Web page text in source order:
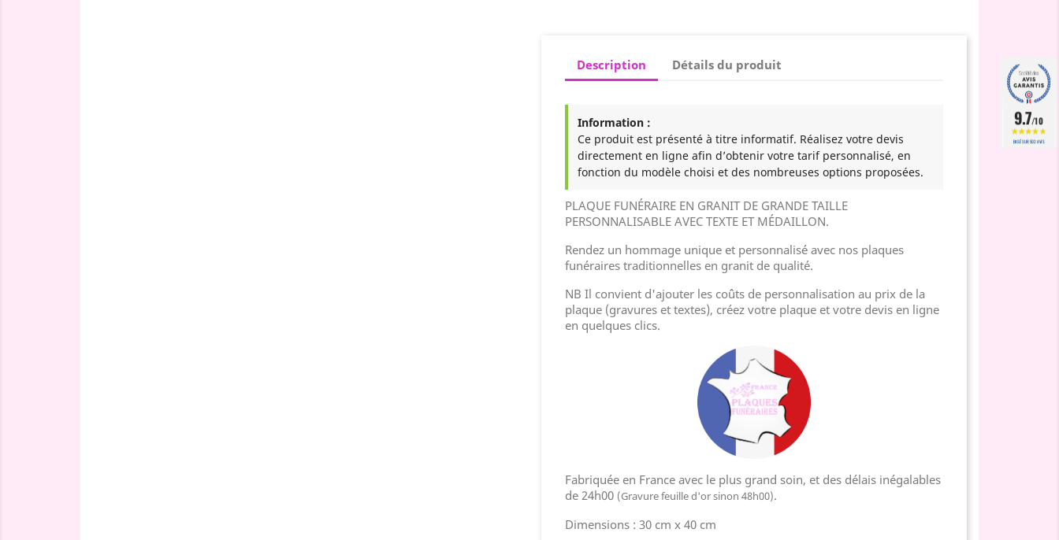
Description Détails du produit
Information :
Ce produit est présenté à titre informatif. Réalisez votre devis
directement en ligne afin d’obtenir votre tarif personnalisé, en
fonction du modèle choisi et des nombreuses options proposées.
PLAQUE FUNÉRAIRE EN GRANIT DE GRANDE TAILLE
PERSONNALISABLE AVEC TEXTE ET MÉDAILLON.
Rendez un hommage unique et personnalisé avec nos plaques
funéraires traditionnelles en granit de qualité.
NB Il convient d'ajouter les coûts de personnalisation au prix de la
plaque (gravures et textes), créez votre plaque et votre devis en ligne
en quelques clics.
Fabriquée en France avec le plus grand soin, et des délais inégalables
de 24h00 (Gravure feuille d'or sinon 48h00).
Dimensions : 30 cm x 40 cm
9.7/10
BASÉ SUR 502 AVIS